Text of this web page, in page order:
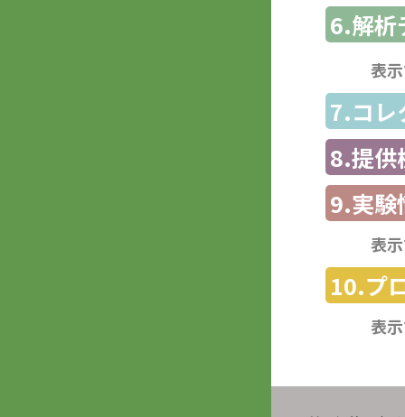
6.解析
表
7.コレ
8.提供
9.実験
表
10.プ
表